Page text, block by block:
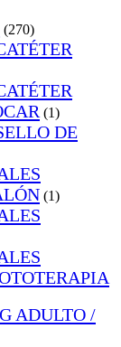
(270)
(1)
DE
(1)
ADULTO /